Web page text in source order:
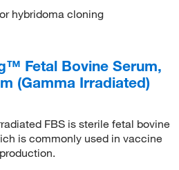
hybridoma cloning
Fetal Bovine Serum,
(Gamma Irradiated)
FBS is sterile fetal bovine
is commonly used in vaccine